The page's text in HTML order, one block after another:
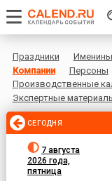
Праздники Именины
Компании
Персоны
Производственные
Экспертные
СЕГОДНЯ
7 августа
2026 года,
пятница